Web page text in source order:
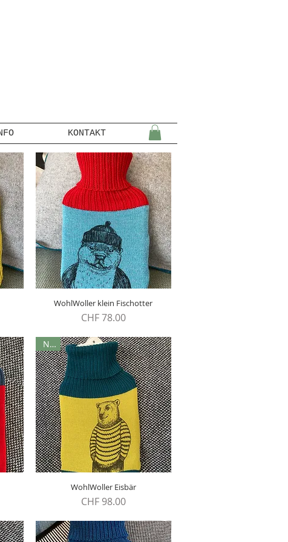
KONTAKT
Schnellansicht
WohlWoller klein Fischotter
Preis
CHF 78.00
Schnellansicht
Neu
WohlWoller Eisbär
Preis
CHF 98.00